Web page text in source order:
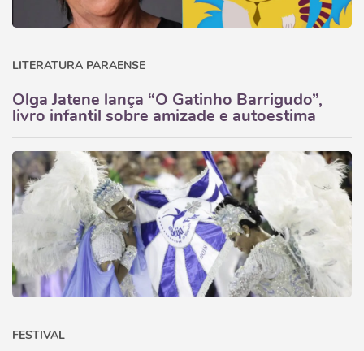
LITERATURA PARAENSE
Olga Jatene lança “O Gatinho Barrigudo”,
livro infantil sobre amizade e autoestima
FESTIVAL